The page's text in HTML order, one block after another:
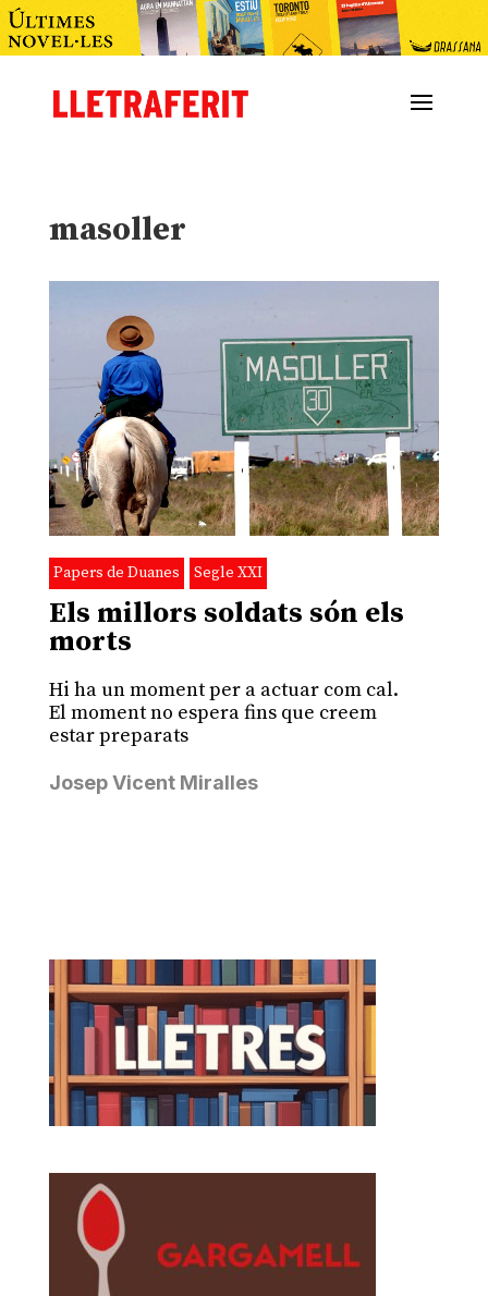
masoller
Papers de Duanes Segle XXI
Els millors soldats són els
morts
Hi ha un moment per a actuar com cal.
El moment no espera fins que creem
estar preparats
Josep Vicent Miralles